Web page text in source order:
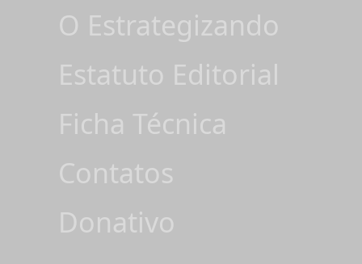
O Estrategizando
Estatuto Editorial
Ficha Técnica
Contatos
Donativo